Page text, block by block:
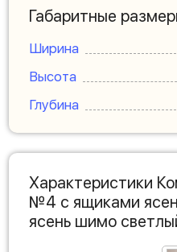
Габаритные
Ширина
Высота
Глубина
Характеристики
№4 с ящиками
ясень шимо